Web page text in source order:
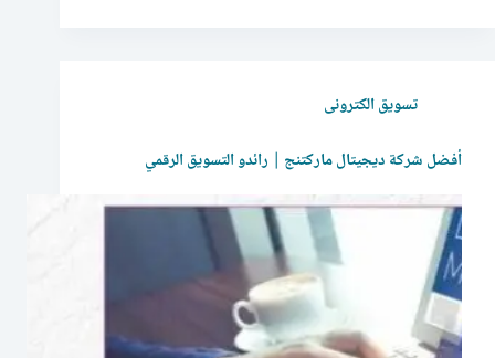
تسويق الكترونى
أفضل شركة ديجيتال ماركتنج | رائدو التسويق الرقمي